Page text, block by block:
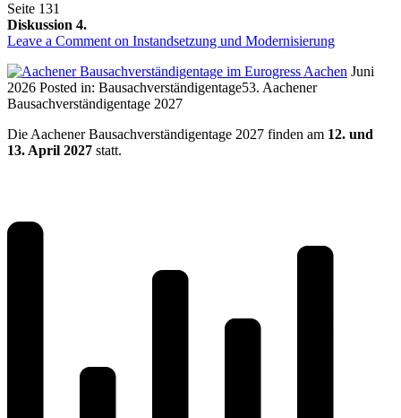
Seite 131
Diskussion 4.
Leave a Comment on Instandsetzung und Modernisierung
Juni
2026 Posted in: Bausachverständigentage53. Aachener
Bausachverständigentage 2027
Die Aachener Bausachverständigentage 2027 finden am 12. und
13. April 2027 statt.